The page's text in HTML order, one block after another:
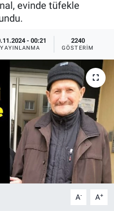
evinde tüfekle
- 00:21
YAYINLANMA
2240
GÖSTERIM
A- A+
ve Fikstür